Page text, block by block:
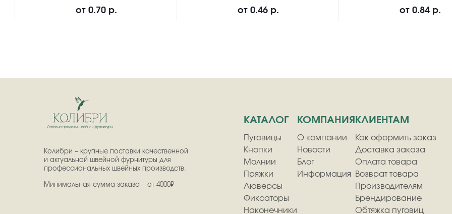
от 0.70 р. от 0.46 р. от 0.84 р.
Колибри – крупные поставки качественной
и актуальной швейной фурнитуры для
профессиональных швейных производств.
Минимальная сумма заказа – от 4000₽
КАТАЛОГ
Пуговицы
Кнопки
Молнии
Пряжки
Люверсы
Фиксаторы
Наконечники
КОМПАНИЯ
О компании
Новости
Блог
Информация
КЛИЕНТАМ
Как оформить заказ
Доставка заказа
Оплата товара
Возврат товара
Производителям
Брендирование
Обтяжка пуговиц